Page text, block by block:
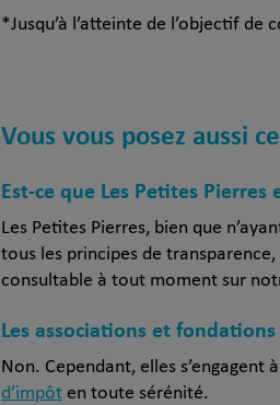
*Jusqu’à l’atteinte de l’objectif de
Vous vous posez aussi
Est-ce que Les Petites
Les Petites Pierres, bien que
tous les principes de
consultable à tout moment sur
Les associations et
Non. Cependant, elles
d’impôt en toute sérénité.